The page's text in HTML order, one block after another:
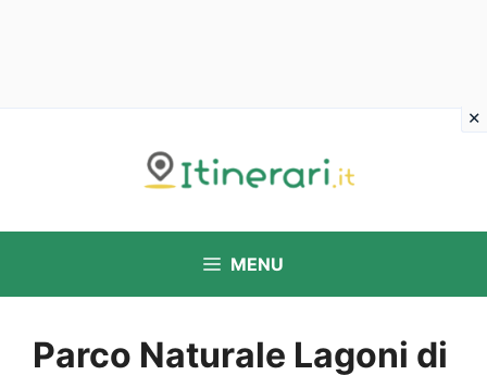
MENU
Parco Naturale Lagoni di